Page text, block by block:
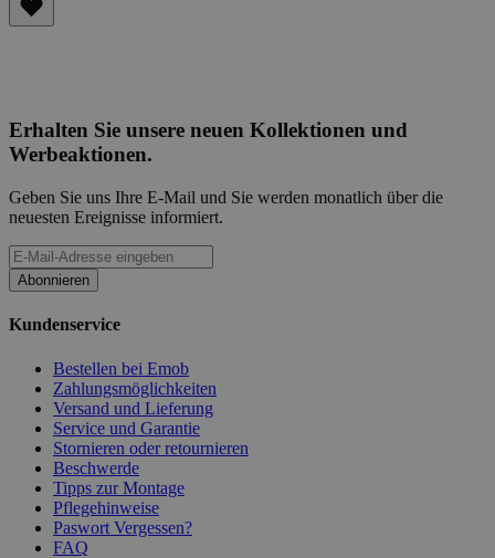
Erhalten Sie unsere neuen Kollektionen und
Werbeaktionen.
Geben Sie uns Ihre E-Mail und Sie werden monatlich über die
neuesten Ereignisse informiert.
Abonnieren
Kundenservice
Bestellen bei Emob
Zahlungsmöglichkeiten
Versand und Lieferung
Service und Garantie
Stornieren oder retournieren
Beschwerde
Tipps zur Montage
Pflegehinweise
Paswort Vergessen?
FAQ